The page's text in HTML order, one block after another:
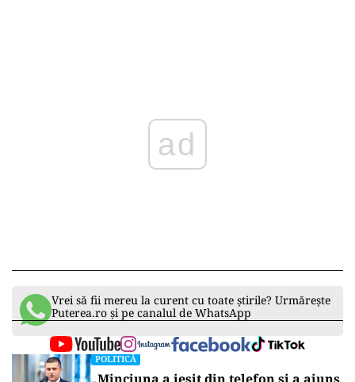
ad
Vrei să fii mereu la curent cu toate știrile? Urmărește
Puterea.ro și pe canalul de WhatsApp
POLITICĂ